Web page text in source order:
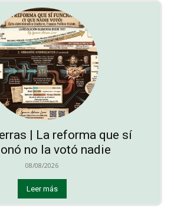
| La reforma que sí
no la votó nadie
08/08/2026
Leer más